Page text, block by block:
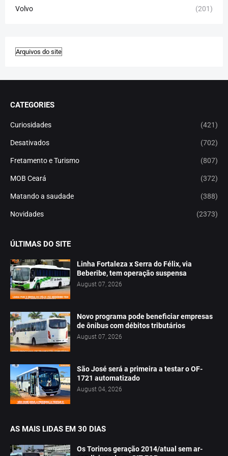
Volvo (201)
CATEGORIES
Curiosidades (421)
Desativados (702)
Fretamento e Turismo (807)
MOB Ceará (372)
Matando a saudade (388)
Novidades (2373)
ÚLTIMAS DO SITE
Linha Fortaleza x Serra do Félix, via
Beberibe, tem operação suspensa
August 07, 2026
Novo programa pode beneficiar empresas
de ônibus com débitos tributários
August 07, 2026
São José será a primeira a testar o OF-
1721 automatizado
August 04, 2026
AS MAIS LIDAS EM 30 DIAS
Os Torinos geração 2014/atual sem ar-